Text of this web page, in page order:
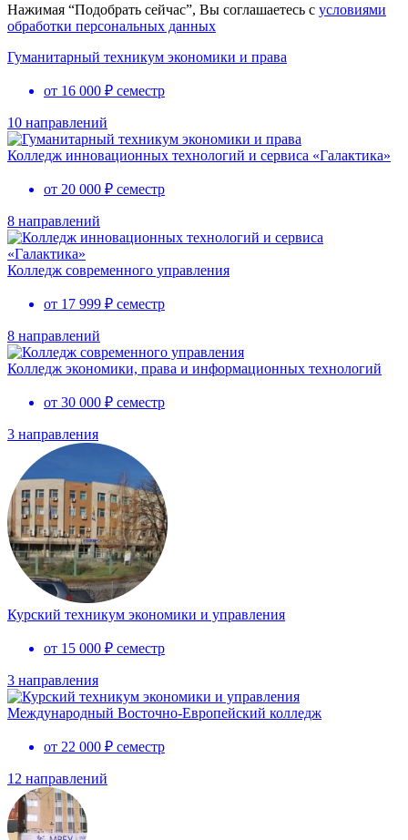
Нажимая “Подобрать сейчас”, Вы соглашаетесь с условиями
обработки персональных данных
Гуманитарный техникум экономики и права
от 16 000 ₽ семестр
10 направлений
Колледж инновационных технологий и сервиса «Галактика»
от 20 000 ₽ семестр
8 направлений
Колледж современного управления
от 17 999 ₽ семестр
8 направлений
Колледж экономики, права и информационных технологий
от 30 000 ₽ семестр
3 направления
Курский техникум экономики и управления
от 15 000 ₽ семестр
3 направления
Международный Восточно-Европейский колледж
от 22 000 ₽ семестр
12 направлений